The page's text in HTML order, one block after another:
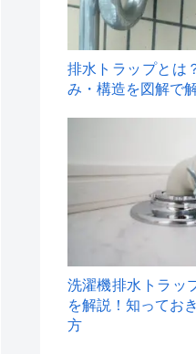
排水トラップとは
み・構造を図解で
洗濯機排水トラッ
を解説！知ってお
方